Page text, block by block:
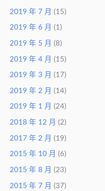
2019 年 7 月 (15)
2019 年 6 月 (1)
2019 年 5 月 (8)
2019 年 4 月 (15)
2019 年 3 月 (17)
2019 年 2 月 (14)
2019 年 1 月 (24)
2018 年 12 月 (2)
2017 年 2 月 (19)
2015 年 10 月 (6)
2015 年 8 月 (23)
2015 年 7 月 (37)